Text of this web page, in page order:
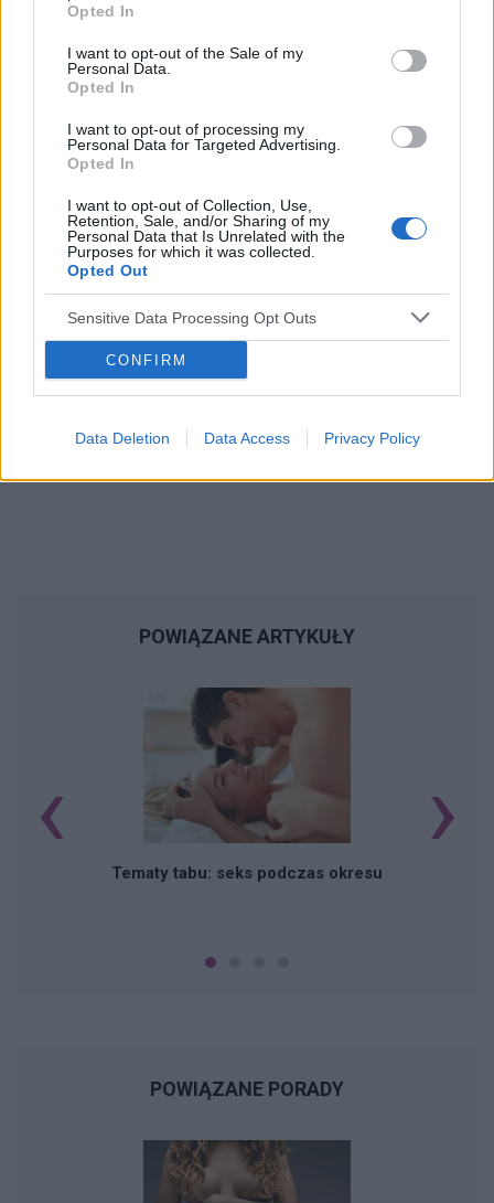
Opted In
I want to opt-out of the Sale of my
Personal Data.
Opted In
I want to opt-out of processing my
Personal Data for Targeted Advertising.
Opted In
I want to opt-out of Collection, Use,
Retention, Sale, and/or Sharing of my
Personal Data that Is Unrelated with the
Purposes for which it was collected.
Opted Out
Sensitive Data Processing Opt Outs
CONFIRM
Data Deletion Data Access Privacy Policy
mam kolejnego krążka. do polski wrócę dopiero
w sobotę. powinnam zrobić teraz 7 dni przerwy i
włożyć nowy krążek w następną niedzielę? Czy
POWIĄZANE
ciąża test ciążowy okres
Reklama:
POWIĄZANE ARTYKUŁY
Tematy tabu: seks podczas okresu
‹ ›
POWIĄZANE PORADY